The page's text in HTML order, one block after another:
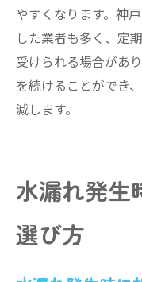
やすくなります。神
した業者も多く、定
受けられる場合があ
を続けることができ
減します。
水漏れ発生
選び方